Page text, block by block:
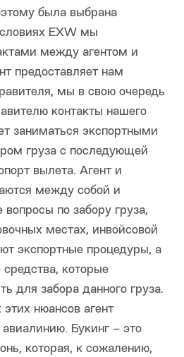
была выбрана
EXW мы
между агентом и
предоставляет нам
мы в свою очередь
контакты нашего
заниматься экспортными
груза с последующей
вылета. Агент и
между собой и
по забору груза,
местах, инвойсовой
экспортные процедуры, а
которые
для забора данного груза.
нюансов агент
Букинг – это
которая, к сожалению,